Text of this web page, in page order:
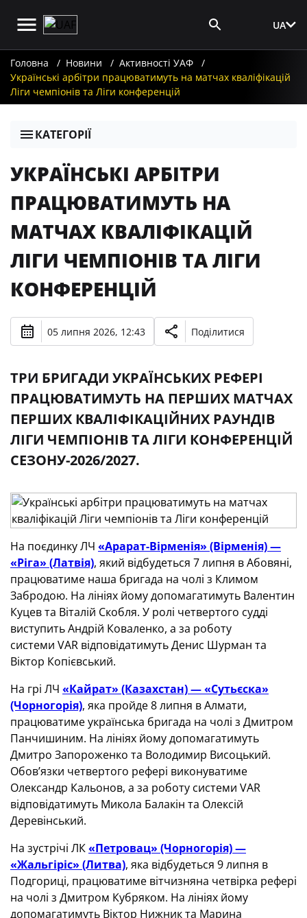
UA
Головна Новини
Активності УАФ
Українські арбітри працюватимуть на матчах кваліфікацій
Ліги чемпіонів та Ліги конференцій
КАТЕГОРІЇ
УКРАЇНСЬКІ АРБІТРИ
ПРАЦЮВАТИМУТЬ НА
МАТЧАХ КВАЛІФІКАЦІЙ
ЛІГИ ЧЕМПІОНІВ ТА ЛІГИ
КОНФЕРЕНЦІЙ
05 липня 2026, 12:43 Поділитися
ТРИ БРИГАДИ УКРАЇНСЬКИХ РЕФЕРІ
ПРАЦЮВАТИМУТЬ НА ПЕРШИХ МАТЧАХ
ПЕРШИХ КВАЛІФІКАЦІЙНИХ РАУНДІВ
ЛІГИ ЧЕМПІОНІВ ТА ЛІГИ КОНФЕРЕНЦІЙ
СЕЗОНУ-2026/2027.
На поєдинку ЛЧ «Арарат-Вірменія» (Вірменія) —
«Ріга» (Латвія), який відбудеться 7 липня в Абовяні,
працюватиме наша бригада на чолі з Климом
Забродою. На лініях йому допомагатимуть Валентин
Куцев та Віталій Скобля. У ролі четвертого судді
виступить Андрій Коваленко, а за роботу
системи VAR відповідатимуть Денис Шурман та
Віктор Копієвський.
На грі ЛЧ «Кайрат» (Казахстан) — «Сутьєска»
(Чорногорія), яка пройде 8 липня в Алмати,
працюватиме українська бригада на чолі з Дмитром
Панчишиним. На лініях йому допомагатимуть
Дмитро Запороженко та Володимир Висоцький.
Обов’язки четвертого рефері виконуватиме
Олександр Кальонов, а за роботу системи VAR
відповідатимуть Микола Балакін та Олексій
Деревінський.
На зустрічі ЛК«Петровац» (Чорногорія) —
«Жальгіріс» (Литва), яка відбудеться 9 липня в
Подгориці, працюватиме вітчизняна четвірка рефері
на чолі з Дмитром Кубряком. На лініях йому
допомагатимуть Віктор Нижник та Марина